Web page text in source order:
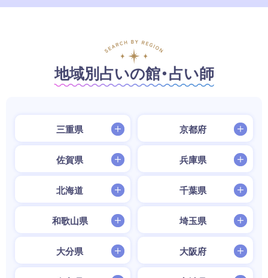
地域別占いの館・占い師
三重県 京都府
佐賀県 兵庫県
北海道 千葉県
和歌山県 埼玉県
大分県 大阪府